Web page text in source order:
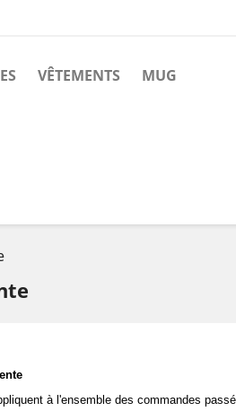
VÊTEMENTS MUG
à l'ensemble des commandes